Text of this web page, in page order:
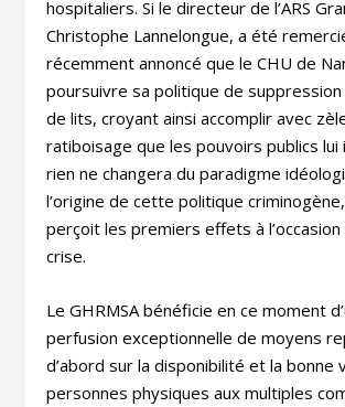
hospitaliers. Si le directeur de l’ARS
Christophe Lannelongue, a été
récemment annoncé que le CHU de
poursuivre sa politique de
de lits, croyant ainsi accomplir avec
ratiboisage que les pouvoirs publics lui
rien ne changera du paradigme
l’origine de cette politique
perçoit les premiers effets à
crise.
Le GHRMSA bénéficie en ce moment
perfusion exceptionnelle de moyens
d’abord sur la disponibilité et la bonne
personnes physiques aux multiples